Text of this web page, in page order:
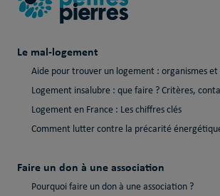
Le mal-logement
Aide pour trouver un logement : organismes et
Logement insalubre : que faire ? Critères,
Logement en France : Les chiffres clés
Comment lutter contre la précarité
Faire un don à une association
Pourquoi faire un don à une association ?